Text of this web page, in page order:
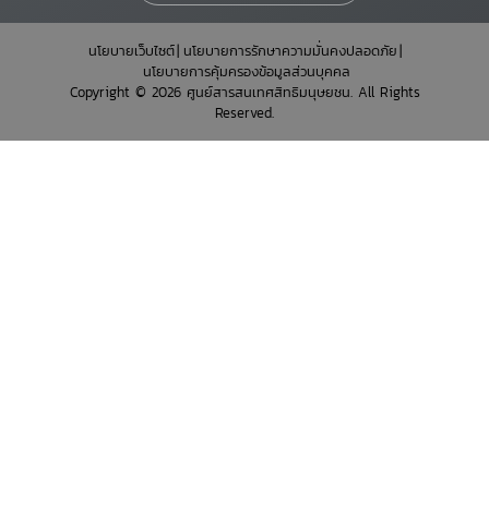
นโยบายเว็บไซต์ นโยบายการรักษาความมั่นคงปลอดภัย
นโยบายการคุ้มครองข้อมูลส่วนบุคคล
Copyright © 2026 ศูนย์สารสนเทศสิทธิมนุษยชน. All Rights
Reserved.